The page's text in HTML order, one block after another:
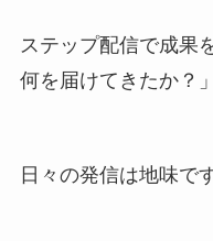
ステップ配信で成果
何を届けてきたか？
日々の発信は地味で